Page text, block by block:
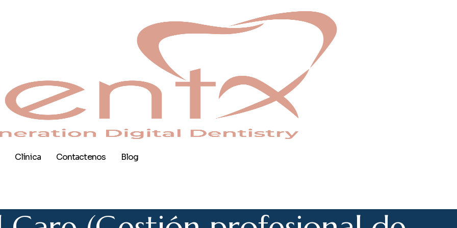
Clínica Contactenos Blog